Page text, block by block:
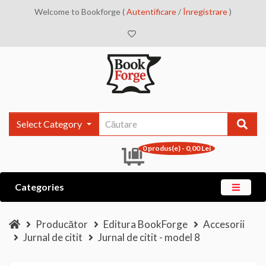
Welcome to Bookforge (Autentificare/Înregistrare)
Select Category
0 produs(e) - 0,00 Lei
Categories
Producător Editura BookForge
Accesorii
Jurnal de citit
Jurnal de citit - model 8